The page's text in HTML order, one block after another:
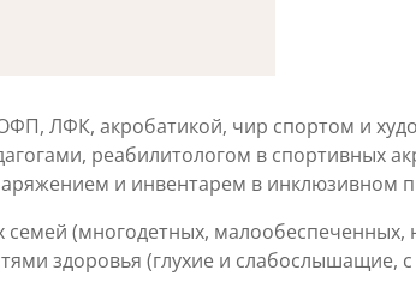
ЛФК, акробатикой, чир спортом и
реабилитологом в спортивных
и инвентарем в инклюзивном
(многодетных, малообеспеченных,
здоровья (глухие и слабослышащие,